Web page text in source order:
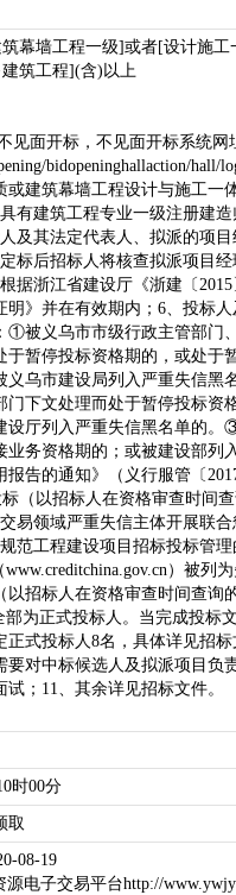
筑幕墙工程一级]或者[设计施
建筑工程](含)以上
见面开标，不见面开标系统网
bidopeninghallaction/
建筑幕墙工程设计与施工一
有建筑工程专业一级注册建
及其法定代表人、拟派的项
标后招标人将核查拟派项目
据浙江省建设厅《浙建〔
》并在有效期内；6、投标
①被义乌市市级行政主管部门
暂停投标资格期的，或处于
乌市建设局列入严重失信黑
下文处理而处于暂停投标资
设厅列入严重失信黑名单的
务资格期的；或被建设部列
告的通知》（义行服管〔
（以招标人在资格审查时间
易领域严重失信主体开展联
规范工程建设项目招标投标管
）被列
以招标人在资格审查时间查询
为正式投标人。当完成投标
式投标人8名，具体详见招
对中标候选人及拟派项目负
；11、其余详见招标文件。
时00分
取
08-19
电子交易平台http://